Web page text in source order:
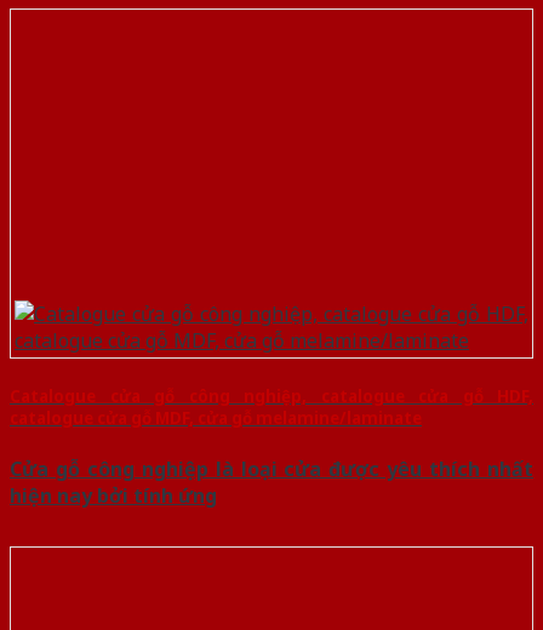
Catalogue cửa gỗ công nghiệp, catalogue cửa gỗ HDF,
catalogue cửa gỗ MDF, cửa gỗ melamine/laminate
Cửa gỗ công nghiệp là loại cửa được yêu thích nhất
hiện nay bởi tính ứng